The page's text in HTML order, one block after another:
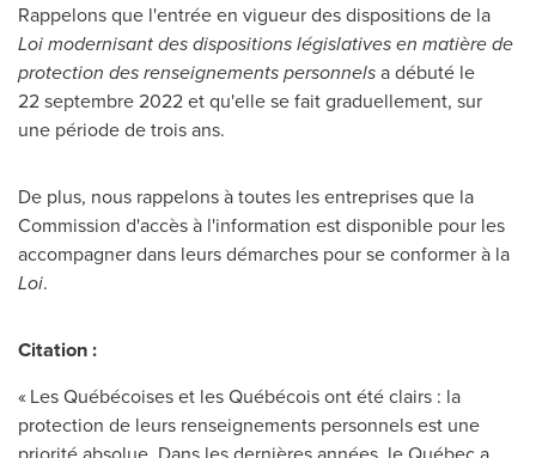
Rappelons que l'entrée en vigueur des dispositions de la
Loi modernisant des dispositions législatives en matière de
protection des renseignements personnelsa débuté le
22 septembre2022 etqu'elle se fait graduellement, sur
une période de trois ans.
De plus, nous rappelons à toutes les entreprises que la
Commission d'accès à l'information est disponible pour les
accompagner dans leurs démarches pour se conformer à la
Loi.
Citation :
« Les Québécoises et les Québécois ont été clairs : la
protection de leurs renseignements personnels est une